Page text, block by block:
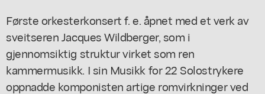
Første orkesterkonsert f. e. åpnet med et verk av
sveitseren Jacques Wildberger, som i
gjennomsiktig struktur virket som ren
kammermusikk. I sin Musikk for 22 Solostrykere
oppnadde komponisten artige romvirkninger ved